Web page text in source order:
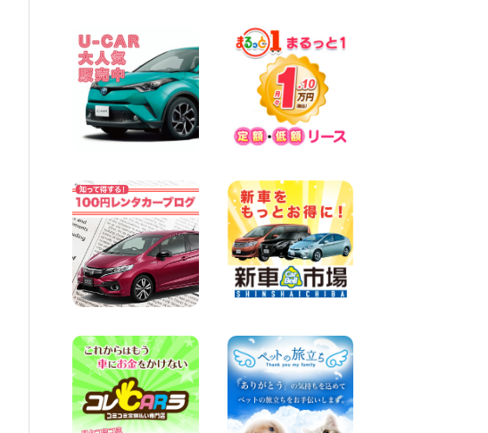
約はお早めに♪ 広島県 ベイシ
100円レンタカー ベイシティ宇品
2026年08月08日
★WRX 作業紹介★ 三重県 四
日市インター店
100円レンタカー 四日市インター
2026年08月08日
奈川県 横浜弥生台店
100円レンタカー 横浜弥生台
2026年08月08日
2026三河安城店お盆休みご連
絡 愛知県 三河安城店
100円レンタカー 三河安城
2026年08月08日
☆ お盆特別乗り放題プラン
100円レンタカー 杉戸
2026年08月07日
佐渡でのドライブは安全第一!
交通事故にご注意ください 新
潟県 佐渡空港店
100円レンタカー 佐渡空港